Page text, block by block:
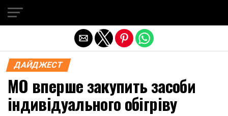
ДАЙДЖЕСТ
МО вперше закупить засоби
індивідуального обігріву